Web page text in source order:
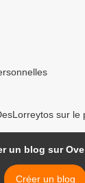
sur le
un blog sur
Créer un blog